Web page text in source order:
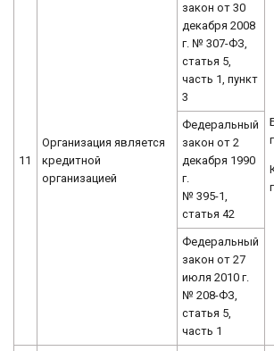
11
Организация является
кредитной
организацией
закон от 30
декабря 2008
г. № 307-ФЗ,
статья 5,
часть 1, пункт
3
Федеральный
закон от 2
декабря 1990
г.
№ 395-1,
статья 42
Федеральный
закон от 27
июля 2010 г.
№ 208-ФЗ,
статья 5,
часть 1